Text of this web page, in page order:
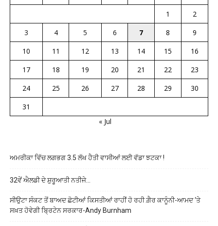
1
2
3
4 5 6 7 8
9
10
11 12 13 14 15
16
17
18 19 20 21 22
23
24
25 26 27 28 29
30
31
« Jul
ਅਮਰੀਕਾ ਵਿੱਚ ਲਗਭਗ 3.5 ਲੱਖ ਹੈਤੀ ਵਾਸੀਆਂ ਲਈ ਵੱਡਾ ਝਟਕਾ !
32ਵੇਂ ਐਲਡੀ ਦੇ ਸ਼ੁਰੂਆਤੀ ਨਤੀਜੇ…
ਸੀਉਟਾ ਸੰਕਟ ਤੋਂ ਬਾਅਦ ਛੋਟੀਆਂ ਕਿਸਤੀਆਂ ਰਾਹੀਂ ਹੋ ਰਹੀ ਗ਼ੈਰ ਕਾਨੂੰਨੀ-ਆਮਦ ‘ਤੇ
ਸਖ਼ਤ ਹੋਵੇਗੀ ਬ੍ਰਿਟੇਨ ਸਰਕਾਰ-Andy Burnham